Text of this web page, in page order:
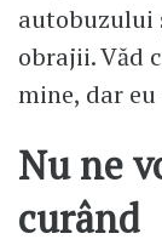
autobuzului
obrajii. Văd
mine, dar
Nu ne
curând